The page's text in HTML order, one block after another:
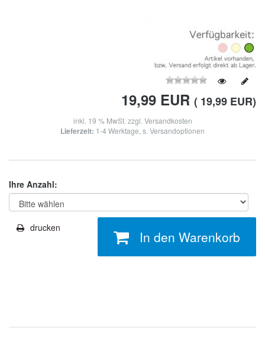
19,99 EUR ( 19,99 EUR)
inkl. 19 % MwSt. zzgl. Versandkosten
Lieferzeit: 1-4 Werktage, s. Versandoptionen
Ihre Anzahl:
drucken
In den Warenkorb